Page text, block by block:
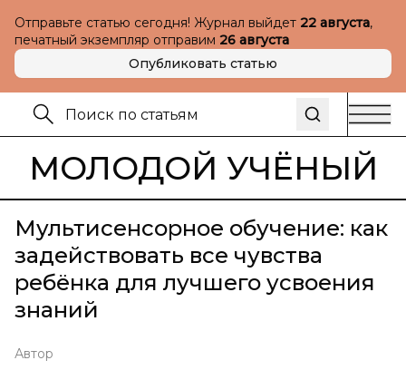
Отправьте статью сегодня! Журнал выйдет 22 августа,
печатный экземпляр отправим 26 августа
Опубликовать статью
МОЛОДОЙ УЧЁНЫЙ
Мультисенсорное обучение: как
задействовать все чувства
ребёнка для лучшего усвоения
знаний
Автор